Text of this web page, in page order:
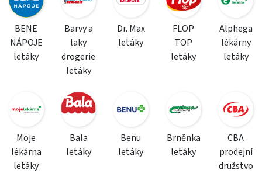
BENE
NÁPOJE
letáky
Barvy a
laky
drogerie
letáky
Dr. Max
letáky
FLOP
TOP
letáky
Alphega
lékárny
letáky
Moje
lékárna
letáky
Bala
letáky
Benu
letáky
Brněnka
letáky
CBA
prodejní
družstvo